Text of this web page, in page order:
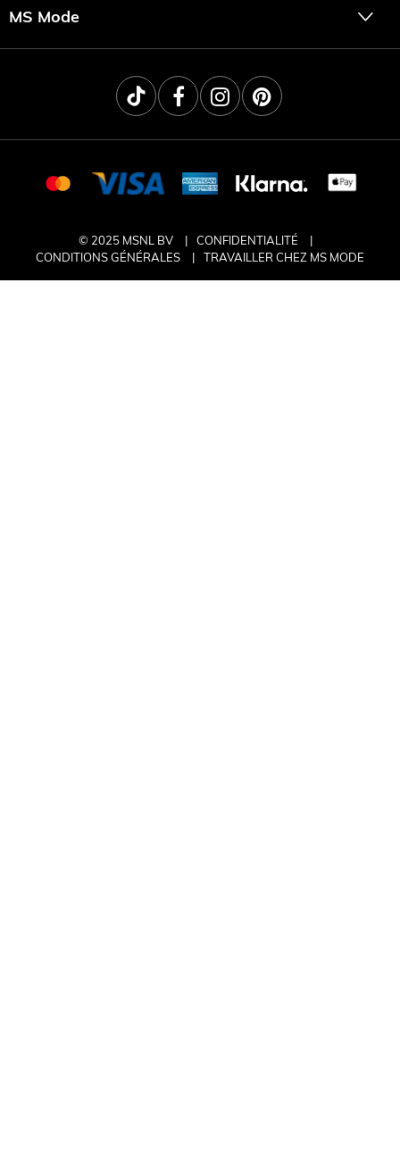
MS Mode
© 2025 MSNL BV
CONFIDENTIALITÉ
CONDITIONS GÉNÉRALES
TRAVAILLER CHEZ MS MODE